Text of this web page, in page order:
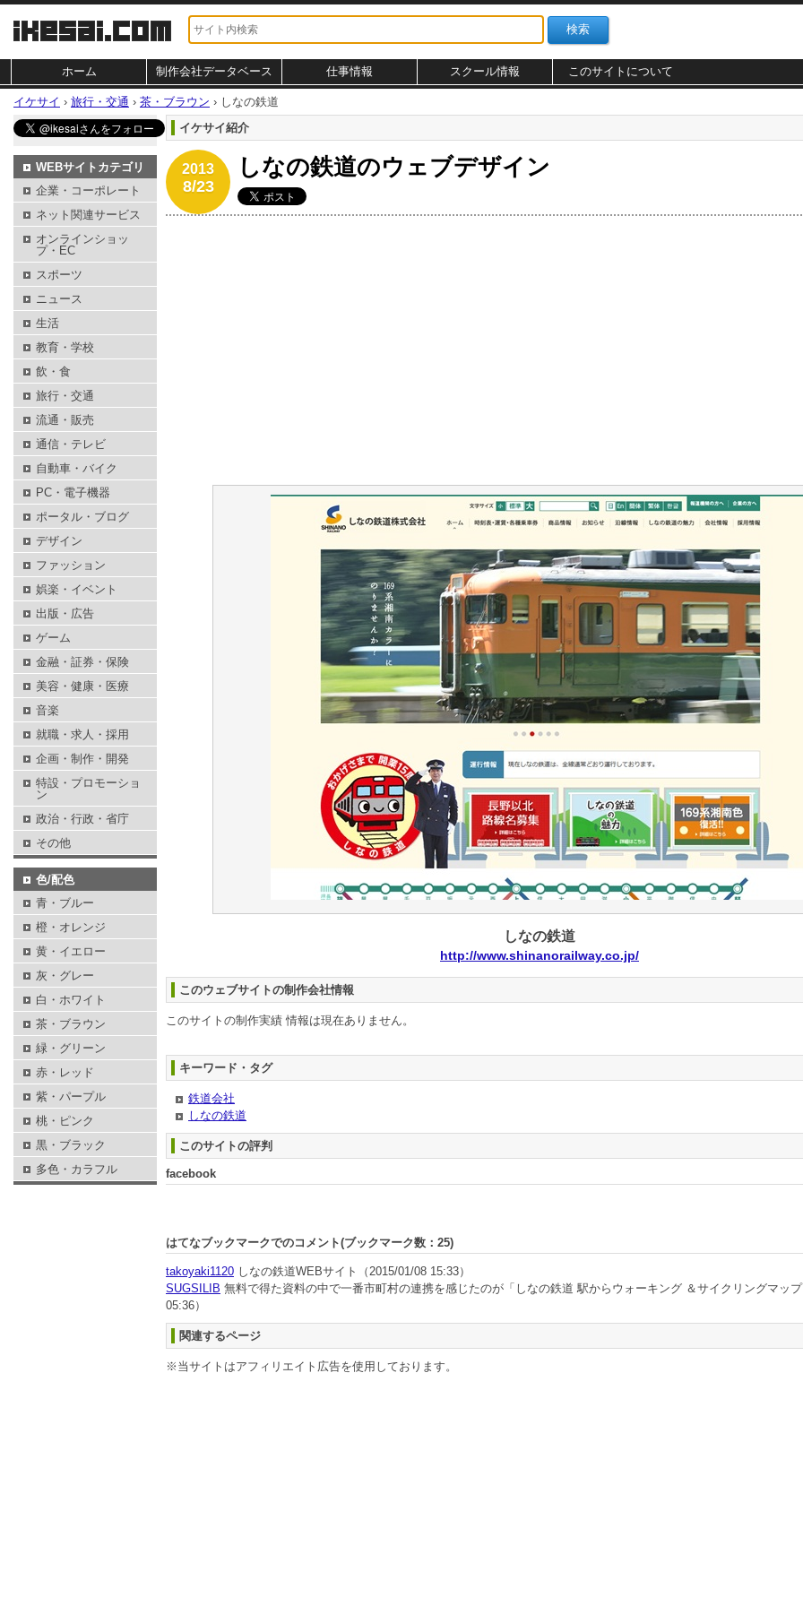
ホーム 制作会社データベース 仕事情報 スクール情報 このサイトについて
イケサイ › 旅行・交通 › 茶・ブラウン › しなの鉄道
イケサイ紹介
2013
8/23
しなの鉄道のウェブデザイン
しなの鉄道
http://www.shinanorailway.co.jp/
このウェブサイトの制作会社情報
このサイトの制作実績 情報は現在ありません。
キーワード・タグ
鉄道会社
しなの鉄道
このサイトの評判
facebook
はてなブックマークでのコメント(ブックマーク数： 25)
takoyaki1120 しなの鉄道WEBサイト
（2015/01/08 15:33）
SUGSILIB 無料で得た資料の中で一番市町村の連携を感じたのが「しなの鉄道 駅からウォーキング ＆サイクリングマップ
05:36）
関連するページ
※当サイトはアフィリエイト広告を使用しております。
WEBサイトカテゴリ
企業・コーポレート
ネット関連サービス
オンラインショッ
プ・EC
スポーツ
ニュース
生活
教育・学校
飲・食
旅行・交通
流通・販売
通信・テレビ
自動車・バイク
PC・電子機器
ポータル・ブログ
デザイン
ファッション
娯楽・イベント
出版・広告
ゲーム
金融・証券・保険
美容・健康・医療
音楽
就職・求人・採用
企画・制作・開発
特設・プロモーショ
ン
政治・行政・省庁
その他
色/配色
青・ブルー
橙・オレンジ
黄・イエロー
灰・グレー
白・ホワイト
茶・ブラウン
緑・グリーン
赤・レッド
紫・パープル
桃・ピンク
黒・ブラック
多色・カラフル